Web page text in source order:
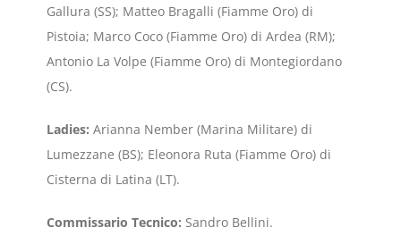
Gallura (SS); Matteo Bragalli (Fiamme Oro) di
Pistoia; Marco Coco (Fiamme Oro) di Ardea (RM);
Antonio La Volpe (Fiamme Oro) di Montegiordano
(CS).
Ladies: Arianna Nember (Marina Militare) di
Lumezzane (BS); Eleonora Ruta (Fiamme Oro) di
Cisterna di Latina (LT).
Commissario Tecnico: Sandro Bellini.